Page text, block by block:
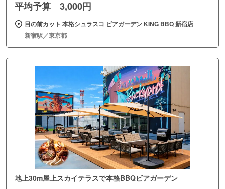
平均予算 3,000円
目の前カット 本格シュラスコ ビアガーデン KING BBQ 新宿店
新宿駅／東京都
地上30m屋上スカイテラスで本格BBQビアガーデン